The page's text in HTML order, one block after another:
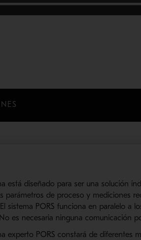
está diseñado para ser una solución
parámetros de proceso y mediciones
sistema PORS funciona en paralelo a
es necesaria ninguna comunicación
experto PORS constará de diferentes